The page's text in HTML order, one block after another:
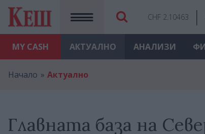
MY CASH
CHF 2.10463
АКТУАЛНО АНАЛИЗИ
Начало Актуално
Главната база на